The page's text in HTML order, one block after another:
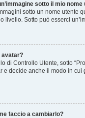
sotto il mio nome
sotto un nome utente
livello. Sotto può esserci
avatar?
di Controllo Utente, sotto
e decide anche il modo in
faccio a cambiarlo?